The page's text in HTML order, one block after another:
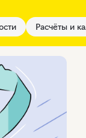
Расчёты и